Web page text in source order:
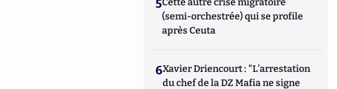
5
(semi-orchestrée) qui se profile
après Ceuta
6Xavier Driencourt : "L’arrestation
du chef de la DZ Mafia ne signe